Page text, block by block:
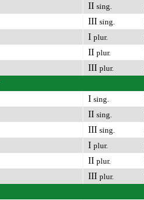
II sing.
III sing.
I plur.
II plur.
III plur.
I sing.
II sing.
III sing.
I plur.
II plur.
III plur.